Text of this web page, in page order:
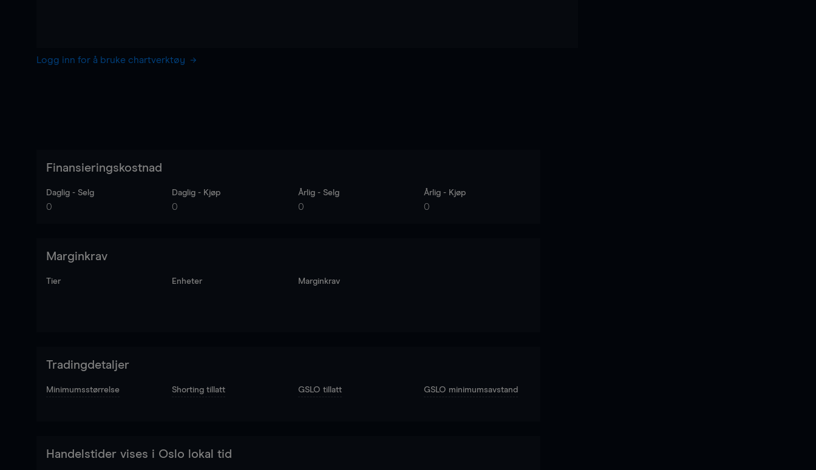
Logg inn for å bruke chartverktøy
Finansieringskostnad
Daglig - Selg
0
Daglig - Kjøp
0
Årlig - Selg
0
Årlig - Kjøp
0
Marginkrav
Tier Enheter Marginkrav
Tradingdetaljer
Minimumsstørrelse Shorting tillatt GSLO tillatt GSLO minimumsavstand
Handelstider vises i Oslo lokal tid